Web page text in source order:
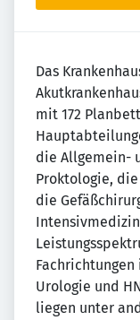
Das
mit 172
die Allgemein-
Proktologie,
die
Urologie und
liegen unter